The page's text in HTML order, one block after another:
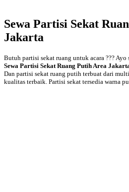
Sewa Partisi Sekat
Jakarta
Butuh partisi sekat ruang untuk acara ???
Sewa Partisi Sekat Ruang Putih Area
Dan partisi sekat ruang putih terbuat dari
kualitas terbaik. Partisi sekat tersedia warna